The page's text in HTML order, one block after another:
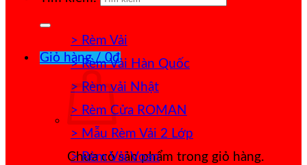
Giỏ hàng /0₫
Chưa có sản phẩm trong giỏ hàng.
> Rèm Vải
> Rèm Vải Hàn Quốc
> Rèm vải Nhật
> Rèm Cửa ROMAN
> Mẫu Rèm Vải 2 Lớp
> Rèm Vải Voan